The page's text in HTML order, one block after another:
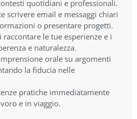
quotidiani e professionali.
scrivere email e messaggi chiari
o presentare progetti.
raccontare le tue esperienze e i
e naturalezza.
orale su argomenti
la fiducia nelle
pratiche immediatamente
e in viaggio.